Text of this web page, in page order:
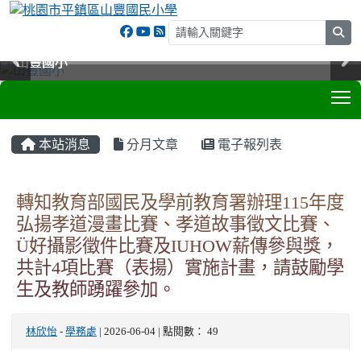
山豐國小
山豐國小
山豐國小
山豐國小
本站消息 分月文章 電子報列表
轉知教育部國民及學前教育署辦理115年度
弘揚孝道漫畫比賽、孝道故事徵文比賽、
Ü好攝影徵件比賽及IUHOW薪傳參與獎，
共計4項比賽（表揚）實施計畫，請鼓勵學
生及教師踴躍參加。
林欣怡 - 學務處 | 2026-06-04 | 點閱數： 49